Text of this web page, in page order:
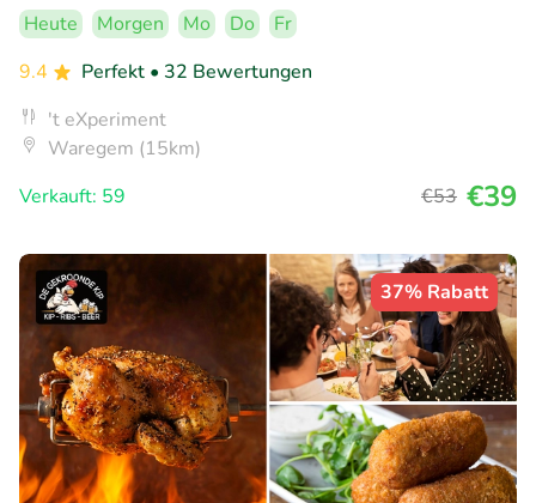
Heute Morgen Mo Do
Fr
9.4
Perfekt • 32 Bewertungen
't eXperiment
Waregem (15km)
Verkauft: 59
€53 €39
37% Rabatt